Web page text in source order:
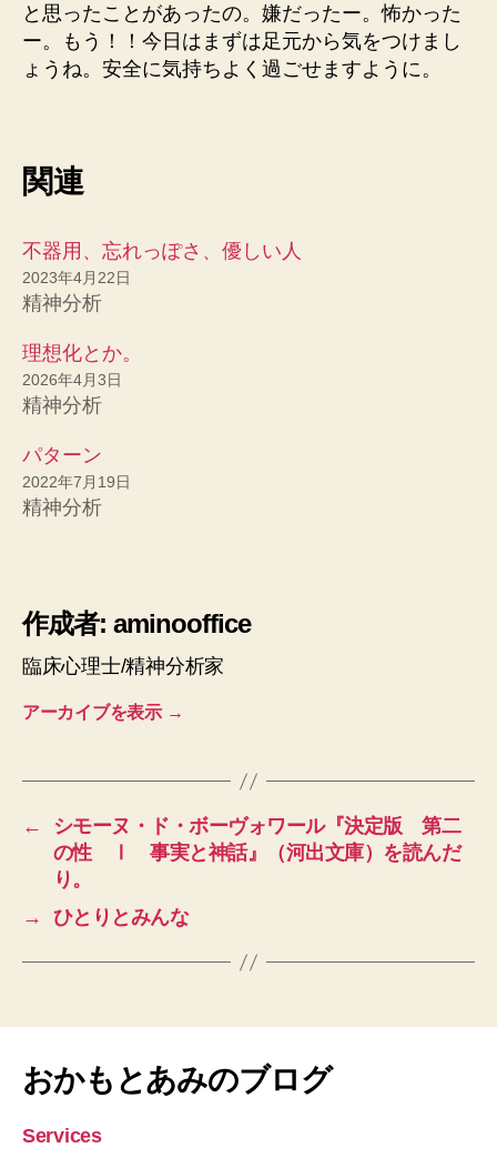
と思ったことがあったの。嫌だったー。怖かった
ー。もう！！今日はまずは足元から気をつけまし
ょうね。安全に気持ちよく過ごせますように。
関連
不器用、忘れっぽさ、優しい人
2023年4月22日
精神分析
理想化とか。
2026年4月3日
精神分析
パターン
2022年7月19日
精神分析
作成者: aminooffice
臨床心理士/精神分析家
アーカイブを表示 →
←
シモーヌ・ド・ボーヴォワール『決定版 第二
の性 Ⅰ 事実と神話』（河出文庫）を読んだ
り。
→
ひとりとみんな
おかもとあみのブログ
Services